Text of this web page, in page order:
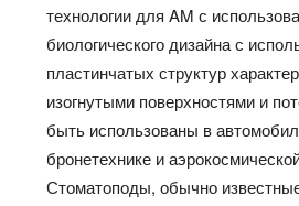
технологии для AM с
биологического дизайна с
пластинчатых структур
изогнутыми поверхностями и
быть использованы в
бронетехнике и
Стоматоподы, обычно